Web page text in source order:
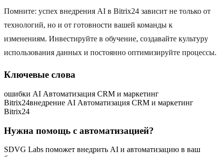
Помните: успех внедрения AI в Bitrix24 зависит не только от
технологий, но и от готовности вашей команды к
изменениям. Инвестируйте в обучение, создавайте культуру
использования данных и постоянно оптимизируйте процессы.
Ключевые слова
ошибки AI Автоматизация CRM и маркетинг
Bitrix24внедрение AI Автоматизация CRM и маркетинг
Bitrix24
Нужна помощь с автоматизацией?
SDVG Labs поможет внедрить AI и автоматизацию в ваш